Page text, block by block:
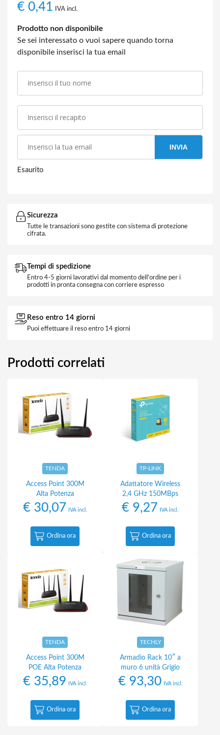
€ 0,41 IVA incl.
Prodotto non disponibile
Se sei interessato o vuoi sapere quando torna
disponibile inserisci la tua email
INVIA
Esaurito
Sicurezza
Tutte le transazioni sono gestite con sistema di protezione
cifrata.
Tempi di spedizione
Entro 4-5 giorni lavorativi dal momento dell'ordine per i
prodotti in pronta consegna con corriere espresso
Reso entro 14 giorni
Puoi effettuare il reso entro 14 giorni
Prodotti correlati
TENDA
Access Point 300M
Alta Potenza
€30,07 IVA incl.
Ordina ora
TP-LINK
Adattatore Wireless
2,4 GHz 150MBps
€ 9,27 IVA incl.
Ordina ora
TENDA
Access Point 300M
POE Alta Potenza
€35,89 IVA incl.
Ordina ora
TECHLY
Armadio Rack 10″ a
muro 6 unità Grigio
€93,30 IVA incl.
Ordina ora